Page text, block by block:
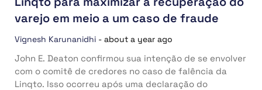
varejo em meio a um caso de fraude
Vignesh Karunanidhi - about a year ago
John E. Deaton confirmou sua intenção de se envolver
com o comitê de credores no caso de falência da
Linqto. Isso ocorreu após uma declaração do